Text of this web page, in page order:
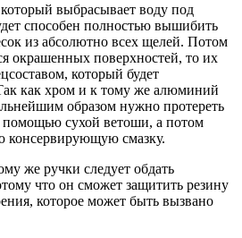
выбрасывает воду под
способен полностью вышибить
из абсолютно всех щелей. Потом
окрашенных поверхностей, то их
который будет
как хром и к тому же алюминий
образом нужно протереть
сухой ветоши, а потом
консервирующую смазку.
же ручки следует обдать
что он сможет защитить резину
которое может быть вызвано